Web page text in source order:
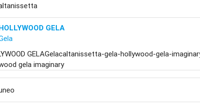
GELA
GELAGelacaltanissetta-gela-hollywood-gela-
gela imaginary